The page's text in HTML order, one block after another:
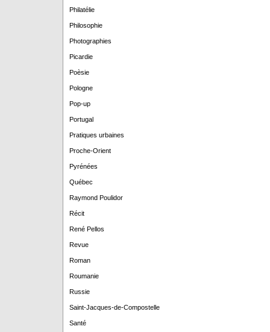
Philatélie
Philosophie
Photographies
Picardie
Poèsie
Pologne
Pop-up
Portugal
Pratiques urbaines
Proche-Orient
Pyrénées
Québec
Raymond Poulidor
Récit
René Pellos
Revue
Roman
Roumanie
Russie
Saint-Jacques-de-Compostelle
Santé